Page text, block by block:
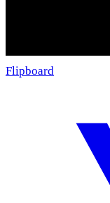
Flipboard